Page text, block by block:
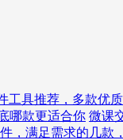
工具推荐，多款优
哪款更适合你 微课
，满足需求的几款